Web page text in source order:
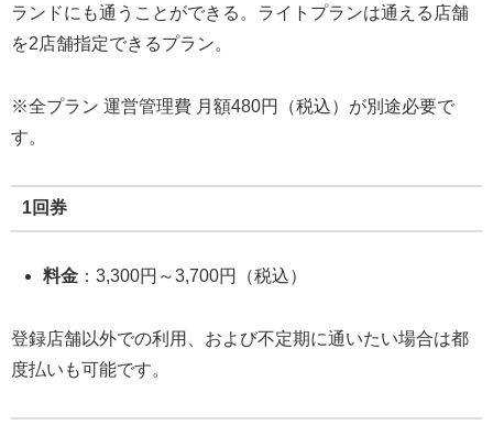
ランドにも通うことができる。ライトプランは通える店舗
を2店舗指定できるプラン。
※全プラン 運営管理費 月額480円（税込）が別途必要で
す。
1回券
料金 ：3,300円～3,700円（税込）
登録店舗以外での利用、および不定期に通いたい場合は都
度払いも可能です。